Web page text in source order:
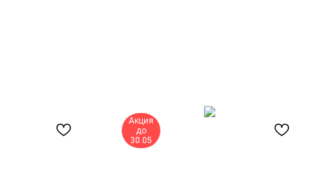
Акция
до
30.05